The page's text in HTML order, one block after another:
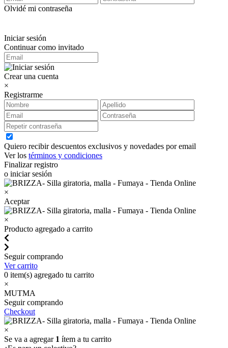
Olvidé mi contraseña
Iniciar sesión
Continuar como invitado
Crear una cuenta
×
Registrarme
Quiero recibir descuentos exclusivos y novedades por email
Ver los términos y condiciones
Finalizar registro
o iniciar sesión
×
Aceptar
×
Producto agregado a carrito
Seguir comprando
Ver carrito
0 item(s) agregado tu carrito
×
MUTMA
Seguir comprando
Checkout
×
Se va a agregar 1 ítem a tu carrito